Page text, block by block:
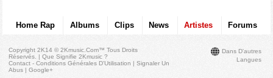
Home Rap Albums Clips News Artistes Forums
Dans D'autres
Langues
Copyright 2K14 © 2Kmusic.com™Tous Droits
Réservés . |Que Signifie 2Kmusic ?
Contact - Conditions Générales D'Utilisation |Signaler Un
Abus |Google+